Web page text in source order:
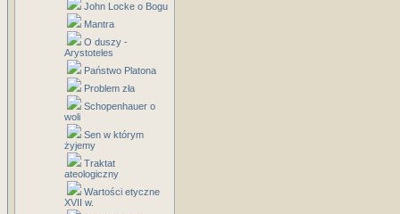
John Locke o Bogu
Mantra
O duszy -
Arystoteles
Państwo Platona
Problem zła
Schopenhauer o
woli
Sen w którym
żyjemy
Traktat
ateologiczny
Wartości etyczne
XVII w.